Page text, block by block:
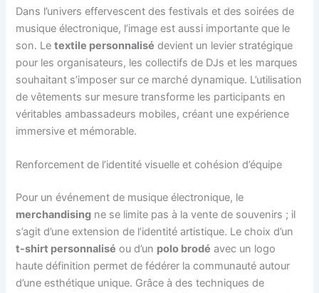
Dans l’univers effervescent des festivals et des soirées de
musique électronique, l’image est aussi importante que le
son. Letextile personnalisé devient un levier stratégique
pour les organisateurs, les collectifs de DJs et les marques
souhaitant s’imposer sur ce marché dynamique. L’utilisation
de vêtements sur mesure transforme les participants en
véritables ambassadeurs mobiles, créant une expérience
immersive et mémorable.
Renforcement de l’identité visuelle et cohésion d’équipe
Pour un événement de musique électronique, le
merchandising ne se limite pas à la vente de souvenirs ; il
s’agit d’une extension de l’identité artistique. Le choix d’un
t-shirt personnalisé ou d’un polo brodé avec un logo
haute définition permet de fédérer la communauté autour
d’une esthétique unique. Grâce à des techniques de